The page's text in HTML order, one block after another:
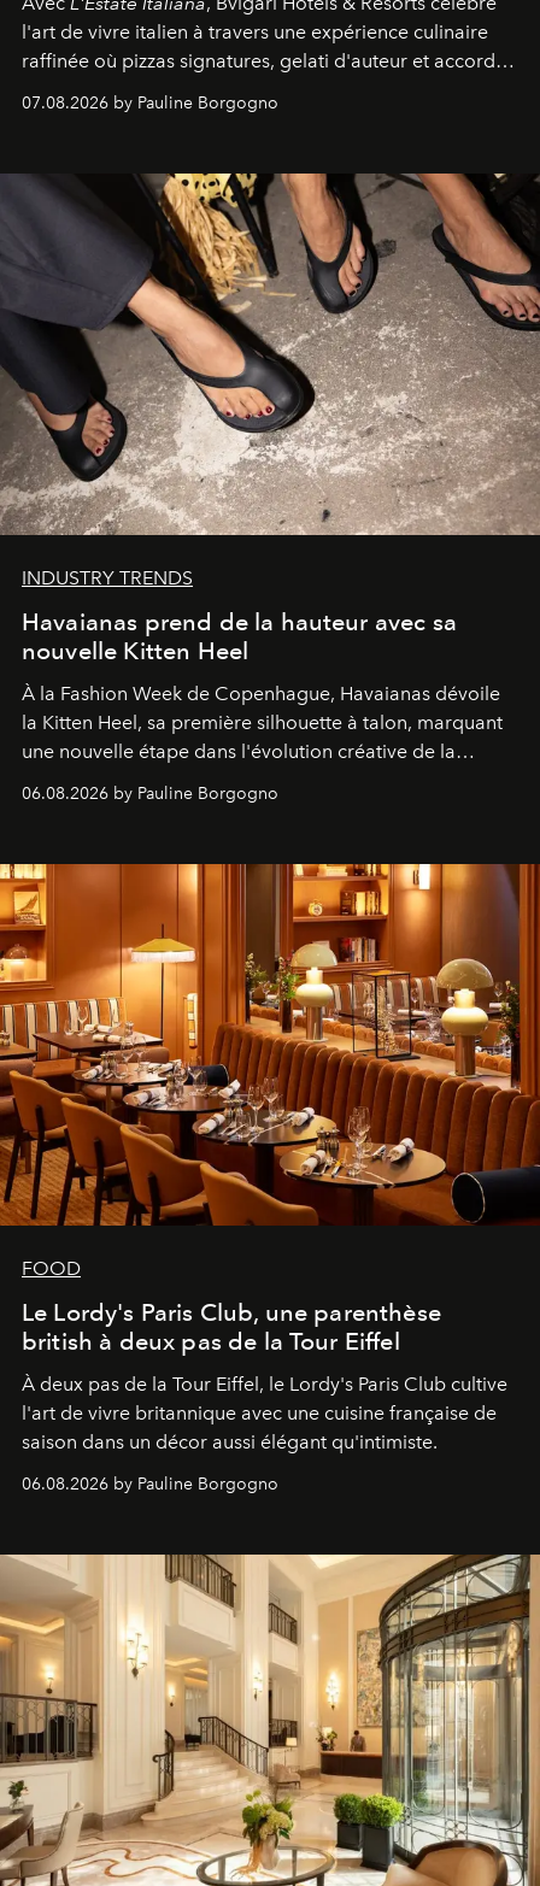
l'art de vivre italien à travers une expérience culinaire
raffinée où pizzas signatures, gelati d'auteur et accords
07.08.2026 by Pauline Borgogno
INDUSTRY TRENDS
Havaianas prend de la hauteur avec sa
nouvelle Kitten Heel
À la Fashion Week de Copenhague, Havaianas dévoile
la Kitten Heel, sa première silhouette à talon, marquant
une nouvelle étape dans l'évolution créative de la
06.08.2026 by Pauline Borgogno
FOOD
Le Lordy's Paris Club, une parenthèse
british à deux pas de la Tour Eiffel
À deux pas de la Tour Eiffel, le Lordy's Paris Club cultive
l'art de vivre britannique avec une cuisine française de
saison dans un décor aussi élégant qu'intimiste.
06.08.2026 by Pauline Borgogno